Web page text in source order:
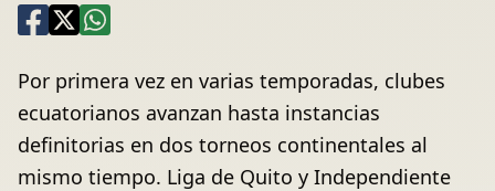
Por primera vez en varias temporadas, clubes
ecuatorianos avanzan hasta instancias
definitorias en dos torneos continentales al
mismo tiempo. Liga de Quito y Independiente